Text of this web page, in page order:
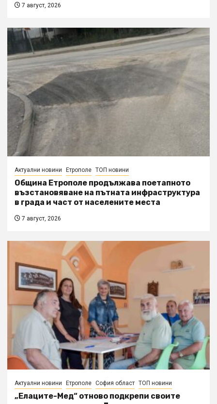
7 август, 2026
Актуални новини Етрополе ТОП новини
Община Етрополе продължава поетапното
възстановяване на пътната инфраструктура
в града и част от населените места
7 август, 2026
Актуални новини Етрополе София област ТОП новини
„Елаците-Мед“ отново подкрепи своите